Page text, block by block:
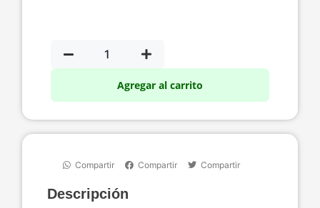
Agregar al carrito
Compartir Compartir Compartir
Descripción